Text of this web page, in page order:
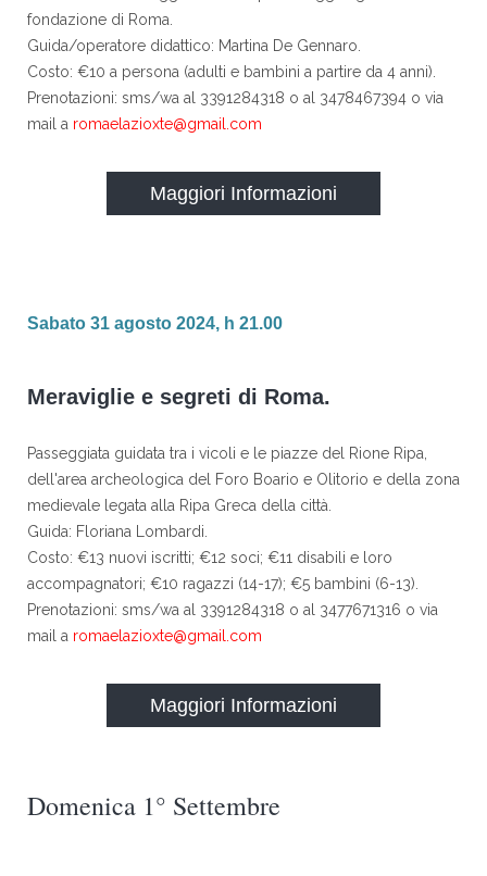
fondazione di Roma.
Guida/operatore didattico: Martina De Gennaro.
Costo: €10 a persona (adulti e bambini a partire da 4 anni).
Prenotazioni: sms/wa al 3391284318 o al 3478467394 o via
mail a romaelazioxte@gmail.com
Maggiori Informazioni
Sabato 31 agosto 2024, h 21.00
Meraviglie e segreti di Roma.
Passeggiata guidata tra i vicoli e le piazze del Rione Ripa,
dell'area archeologica del Foro Boario e Olitorio e della zona
medievale legata alla Ripa Greca della città.
Guida: Floriana Lombardi.
Costo: €13 nuovi iscritti; €12 soci; €11 disabili e loro
accompagnatori; €10 ragazzi (14-17); €5 bambini (6-13).
Prenotazioni: sms/wa al 3391284318 o al 3477671316 o via
mail a romaelazioxte@gmail.com
Maggiori Informazioni
Domenica 1° Settembre